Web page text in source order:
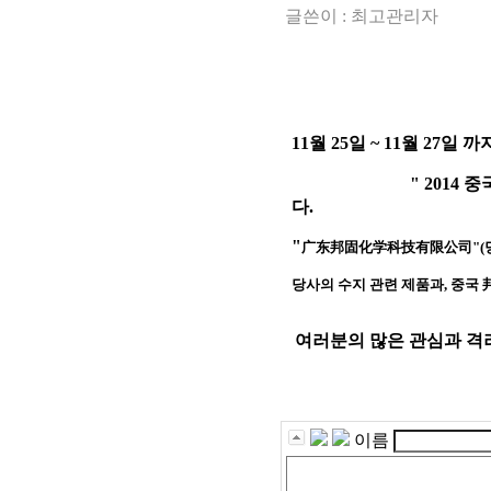
글쓴이 : 최고관리자
11월 25일 ~ 11월 27일
" 2014 중국 국제
다.
" 广东邦固化学科技有限公司"(
당사의 수지 관련 제품과, 중국
여러분의 많은 관심과 격
이름